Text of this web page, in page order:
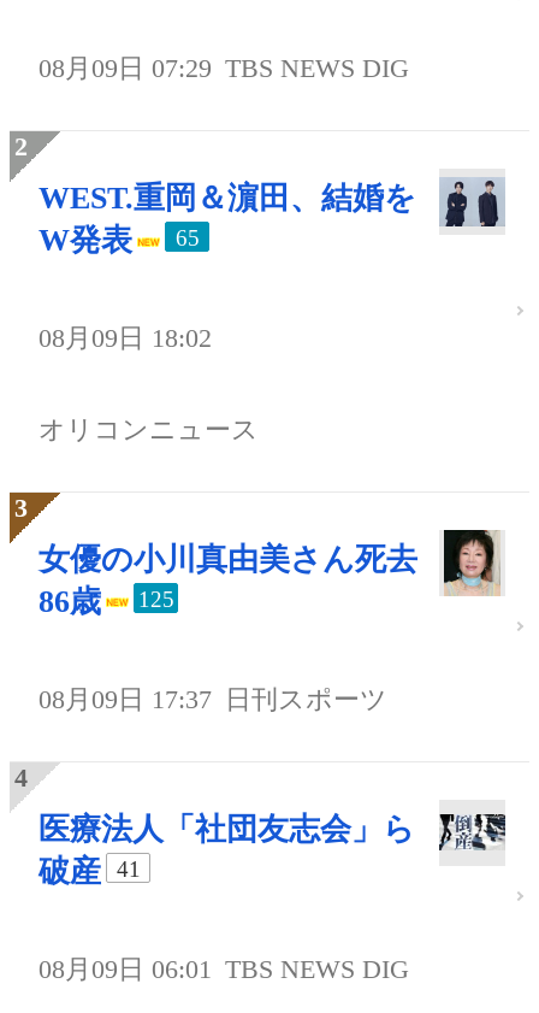
08月09日 07:29 TBS NEWS DIG
WEST.重岡＆濵田、結婚を
W発表
65
08月09日 18:02
オリコンニュース
女優の小川真由美さん死去
86歳
125
08月09日 17:37 日刊スポーツ
医療法人「社団友志会」ら
破産
41
08月09日 06:01 TBS NEWS DIG